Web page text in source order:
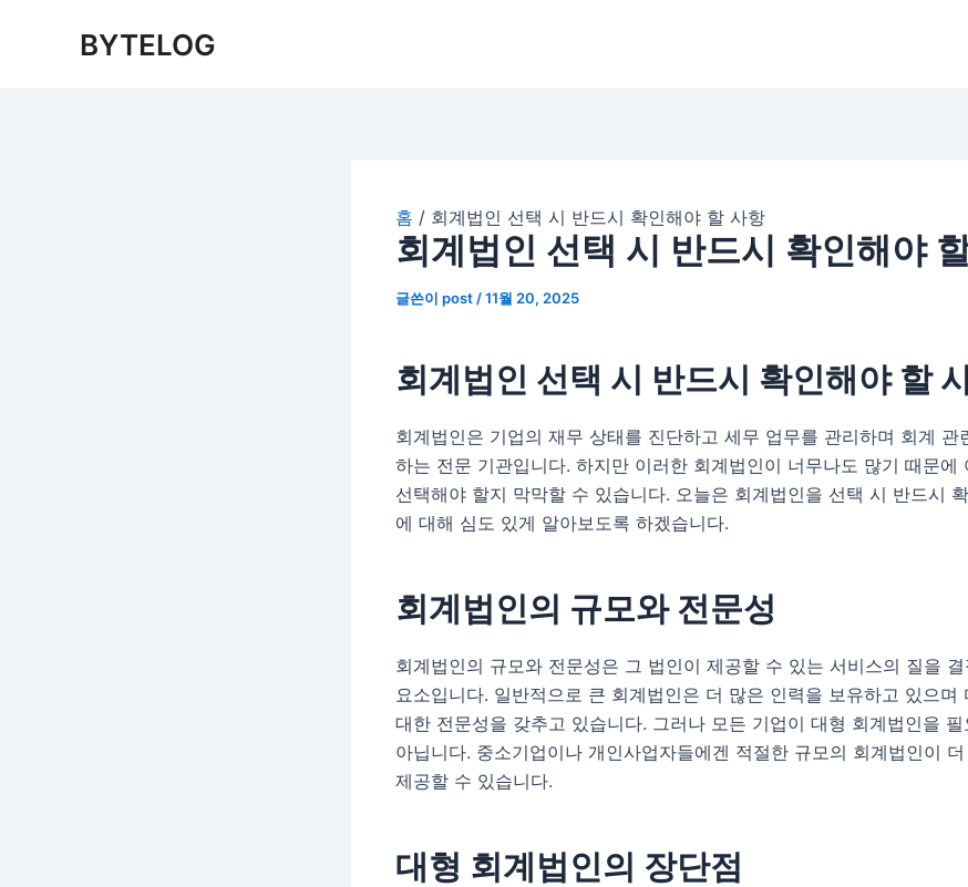
BYTELOG
홈 회계법인 선택 시 반드시 확인해야 할 사항
회계법인 선택 시 반드시 확인해야
글쓴이 post /11월 20, 2025
회계법인 선택 시 반드시 확인해야 할
회계법인은 기업의 재무 상태를 진단하고 세무 업무를 관리하며 회계 관
하는 전문 기관입니다. 하지만 이러한 회계법인이 너무나도 많기 때문에
선택해야 할지 막막할 수 있습니다. 오늘은 회계법인을 선택 시 반드시
에 대해 심도 있게 알아보도록 하겠습니다.
회계법인의 규모와 전문성
회계법인의 규모와 전문성은 그 법인이 제공할 수 있는 서비스의 질을
요소입니다. 일반적으로 큰 회계법인은 더 많은 인력을 보유하고 있으며
대한 전문성을 갖추고 있습니다. 그러나 모든 기업이 대형 회계법인을
아닙니다. 중소기업이나 개인사업자들에겐 적절한 규모의 회계법인이
제공할 수 있습니다.
대형 회계법인의 장단점